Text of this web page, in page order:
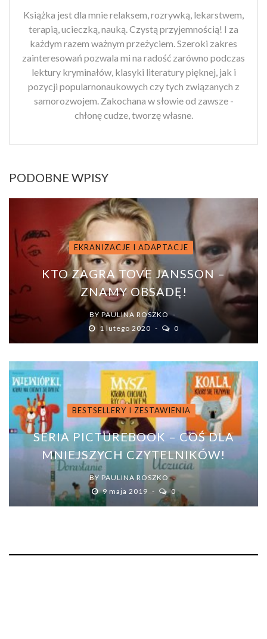
Książka jest dla mnie relaksem, rozrywką, lekarstwem,
terapią, ucieczką, nauką. Czystą przyjemnością! I za
każdym razem ważnym przeżyciem. Szeroki zakres
zainteresowań pozwala mi na radość zarówno podczas
lektury kryminałów, klasyki literatury pięknej, jak i
pozycji popularnonaukowych czy tych związanych z
samorozwojem. Zakochana w słowie od zawsze -
chłonę cudze, tworzę własne.
PODOBNE WPISY
EKRANIZACJE I ADAPTACJE
KTO ZAGRA TOVE JANSSON –
ZNAMY OBSADĘ!
BY PAULINA ROSZKO
1 lutego 2020
0
BESTSELLERY I ZESTAWIENIA
SERIA PICTUREBOOK – COŚ DLA
MNIEJSZYCH CZYTELNIKÓW!
BY PAULINA ROSZKO
9 maja 2019
0